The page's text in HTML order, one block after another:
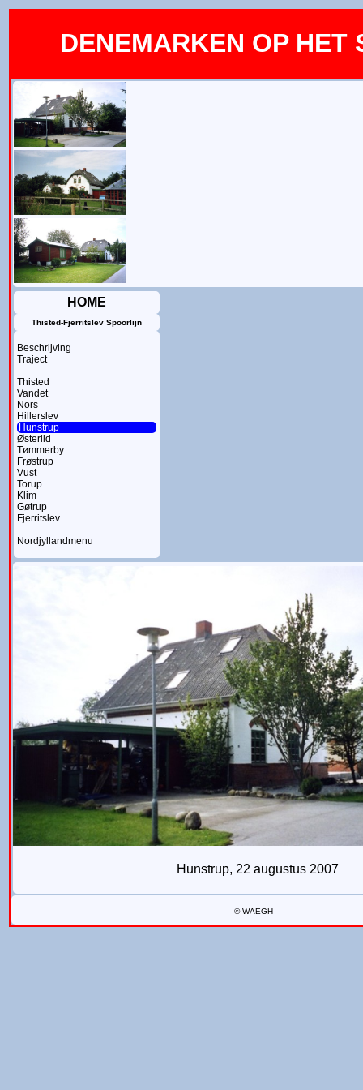
DENEMARKEN OP HET
HOME
Thisted-Fjerritslev Spoorlijn
Beschrijving
Traject
Thisted
Vandet
Nors
Hillerslev
Hunstrup
Østerild
Tømmerby
Frøstrup
Vust
Torup
Klim
Gøtrup
Fjerritslev
Nordjyllandmenu
Hunstrup, 22 augustus 2007
© WAEGH